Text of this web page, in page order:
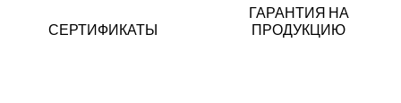
СЕРТИФИКАТЫ
ГАРАНТИЯ НА
ПРОДУКЦИЮ